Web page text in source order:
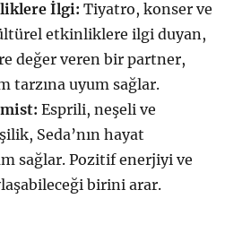
İlgi: Tiyatro, konser ve
etkinliklere ilgi duyan,
değer veren bir partner,
tarzına uyum sağlar.
Esprili, neşeli ve
Seda’nın hayat
sağlar. Pozitif enerjiyi ve
birini arar.